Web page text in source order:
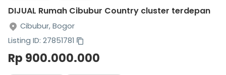
DIJUAL Rumah Cibubur Country cluster terdepan
Cibubur, Bogor
Listing ID: 27851781
Rp 900.000.000